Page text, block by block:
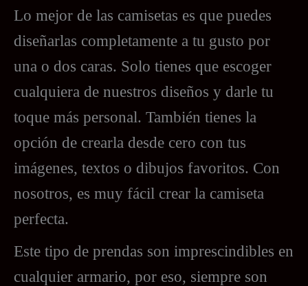
Lo mejor de las camisetas es que puedes
diseñarlas completamente a tu gusto por
una o dos caras. Solo tienes que escoger
cualquiera de nuestros diseños y darle tu
toque más personal. También tienes la
opción de crearla desde cero con tus
imágenes, textos o dibujos favoritos. Con
nosotros, es muy fácil crear la camiseta
perfecta.
Este tipo de prendas son imprescindibles en
cualquier armario, por eso, siempre son